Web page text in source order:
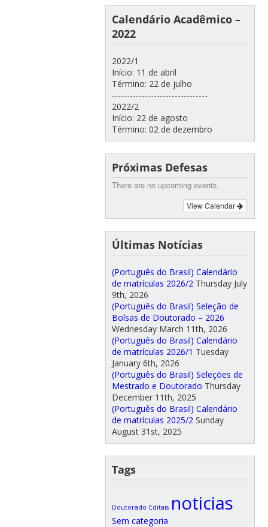
Calendário Acadêmico –
2022
2022/1
Início: 11 de abril
Término: 22 de julho
--------------------------------
2022/2
Início: 22 de agosto
Término: 02 de dezembro
Próximas Defesas
There are no upcoming events.
View Calendar
Últimas Notícias
(Português do Brasil) Calendário
de matrículas 2026/2 Thursday July
9th, 2026
(Português do Brasil) Seleção de
Bolsas de Doutorado – 2026
Wednesday March 11th, 2026
(Português do Brasil) Calendário
de matrículas 2026/1 Tuesday
January 6th, 2026
(Português do Brasil) Seleções de
Mestrado e Doutorado Thursday
December 11th, 2025
(Português do Brasil) Calendário
de matrículas 2025/2 Sunday
August 31st, 2025
Tags
Doutorado Editais noticias
Sem categoria